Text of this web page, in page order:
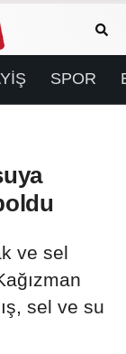
SPOR
ve sel
sel ve su